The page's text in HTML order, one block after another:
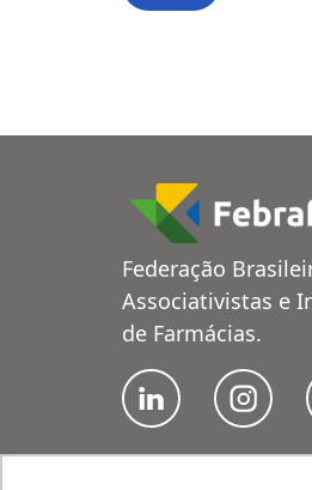
Federação
Associativistas e
de Farmácias.